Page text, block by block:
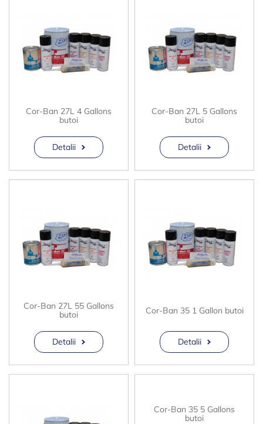
Cor-Ban 27L 4 Gallons
butoi
Detalii
Cor-Ban 27L 5 Gallons
butoi
Detalii
Cor-Ban 27L 55 Gallons
butoi
Detalii
Cor-Ban 35 1 Gallon butoi
Detalii
Cor-Ban 35 5 Gallons
butoi